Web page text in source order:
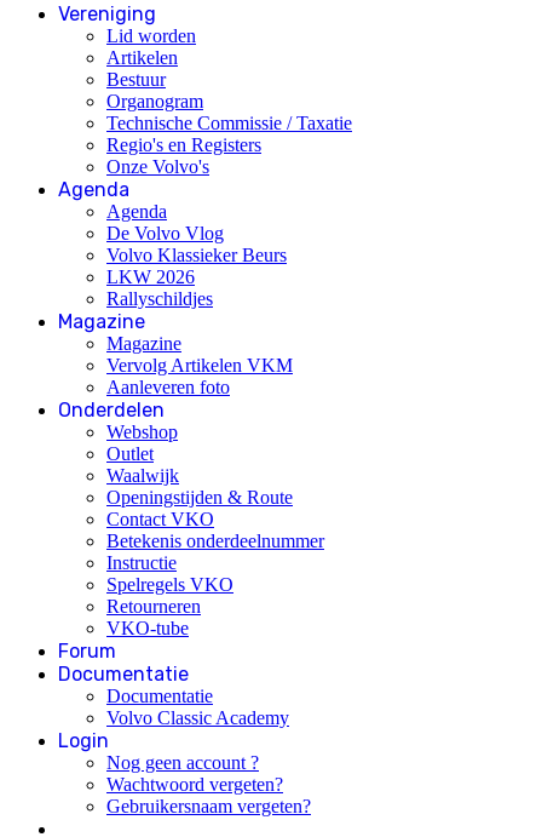
Vereniging
Lid worden
Artikelen
Bestuur
Organogram
Technische Commissie / Taxatie
Regio's en Registers
Onze Volvo's
Agenda
Agenda
De Volvo Vlog
Volvo Klassieker Beurs
LKW 2026
Rallyschildjes
Magazine
Magazine
Vervolg Artikelen VKM
Aanleveren foto
Onderdelen
Webshop
Outlet
Waalwijk
Openingstijden & Route
Contact VKO
Betekenis onderdeelnummer
Instructie
Spelregels VKO
Retourneren
VKO-tube
Forum
Documentatie
Documentatie
Volvo Classic Academy
Login
Nog geen account ?
Wachtwoord vergeten?
Gebruikersnaam vergeten?